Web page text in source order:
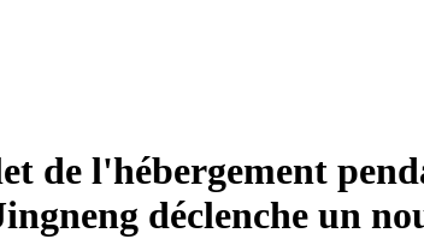
de l'hébergement
déclenche un